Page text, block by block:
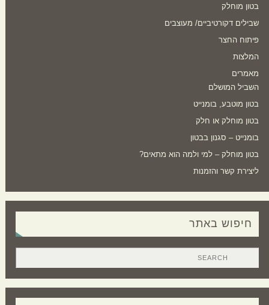
בטון מוחלק
שבילים דקורטיביים/ מעוצבים
פיתוח החצר
המלצות
מאמרים
השביל המושלם
בטון מוטבע, בומנייט
בטון מוחלק או חלק
בומנייט – סגנון בבטון
בטון מוחלק – למי ולמה הוא מתאים?
ליצירת קשר והזמנות
חיפוש באתר